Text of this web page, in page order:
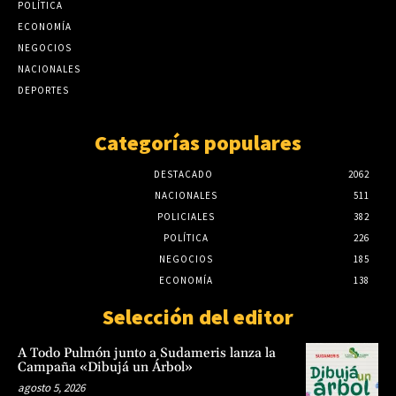
POLÍTICA
ECONOMÍA
NEGOCIOS
NACIONALES
DEPORTES
Categorías populares
DESTACADO
2062
NACIONALES
511
POLICIALES
382
POLÍTICA
226
NEGOCIOS
185
ECONOMÍA
138
Selección del editor
A Todo Pulmón junto a Sudameris lanza la
Campaña «Dibujá un Árbol»
agosto 5, 2026